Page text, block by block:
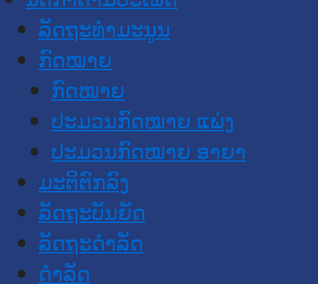
ລັດຖະທໍາມະນູນ
ກົດໝາຍ
ກົດໝາຍ
ປະມວນກົດໝາຍ ແພ່ງ
ປະມວນກົດໝາຍ ອາຍາ
ມະຕິຕົກລົງ
ລັດຖະບັນຍັດ
ລັດຖະດໍາລັດ
ດໍາລັດ